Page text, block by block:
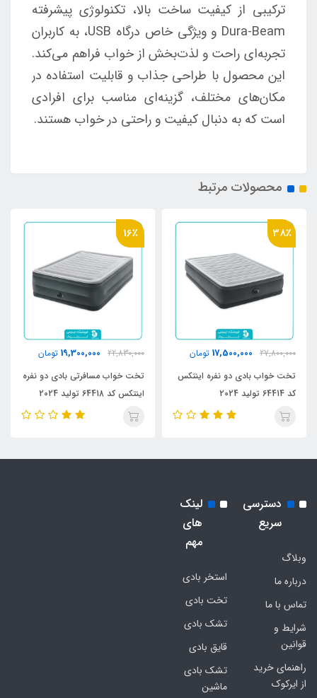
ترکیبی از کیفیت ساخت بالا، تکنولوژی پیشرفته
Dura-Beam و ویژگی خاص درگاه USB، به کاربران
تجربه‌ای راحت و لذت‌بخش از خواب فراهم می‌کند.
این محصول با طراحی جذاب و قابلیت استفاده در
مکان‌های مختلف، گزینه‌ای مناسب برای افرادی
است که به دنبال کیفیت و راحتی در خواب هستند.
محصولات مرتبط
38٪
27,800,000
17,500,000 تومان
تخت خواب بادی دو نفره اینتکس
کد 64414 تولید 2024
16٪
22,830,000
19,300,000 تومان
تخت خواب مسافرتی بادی دو نفره
اینتکس کد 64418 تولید 2024
دسترسی
سریع
وبلاگ
درباره ما
تماس با ما
شرایط و
قوانین
راهنمای خرید
از ایرکوک
لینک
های
مهم
استخر بادی
تخت بادی
تشک بادی
قایق بادی
تشک بادی
ماشین